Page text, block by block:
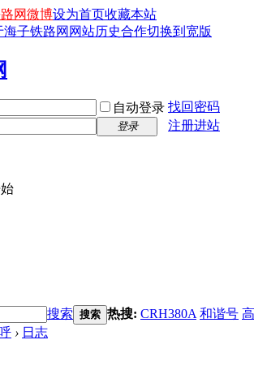
网微博设为首页收藏本站
海子铁路网 网站历史合作切换到宽版
自动登录 找回密码
登录 注册进站
搜索 搜索 热搜: CRH380A 和谐号
› 日志